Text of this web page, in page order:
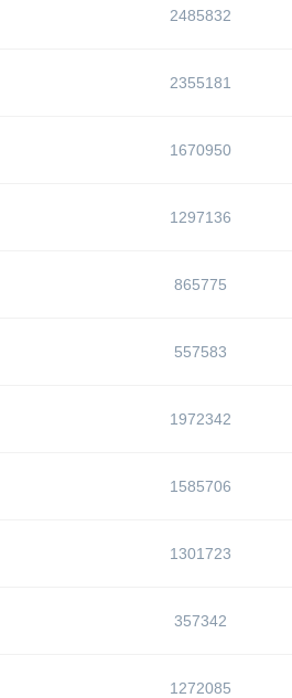
2485832
2355181
1670950
1297136
865775
557583
1972342
1585706
1301723
357342
1272085